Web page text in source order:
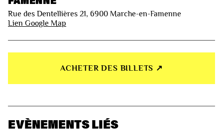
Rue des Dentellières 21, 6900 Marche-en-Famenne
Lien Google Map
ACHETER DES BILLETS ↗︎
EVÈNEMENTS LIÉS